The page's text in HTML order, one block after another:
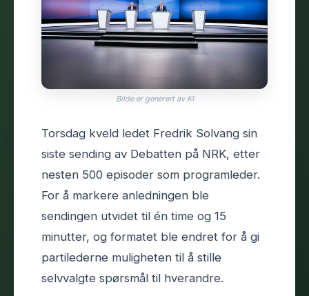
Bilde er generert av KI
Torsdag kveld ledet Fredrik Solvang sin
siste sending av Debatten på NRK, etter
nesten 500 episoder som programleder.
For å markere anledningen ble
sendingen utvidet til én time og 15
minutter, og formatet ble endret for å gi
partilederne muligheten til å stille
selvvalgte spørsmål til hverandre.